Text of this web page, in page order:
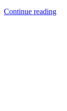
Continue reading